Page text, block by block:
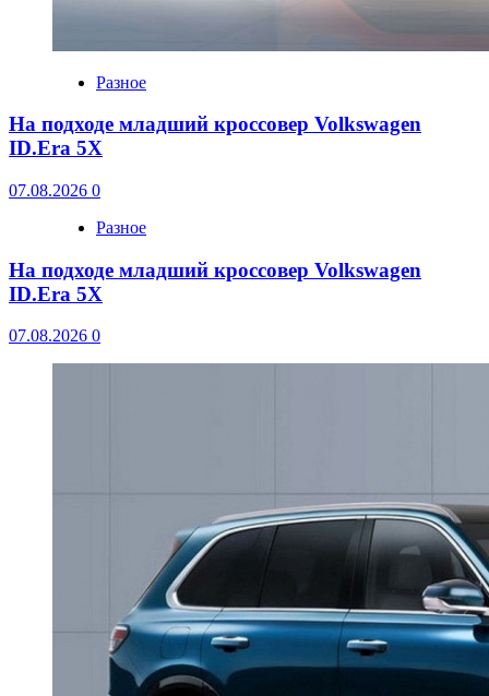
Разное
На подходе младший кроссовер Volkswagen
ID.Era 5X
07.08.2026 0
Разное
На подходе младший кроссовер Volkswagen
ID.Era 5X
07.08.2026 0